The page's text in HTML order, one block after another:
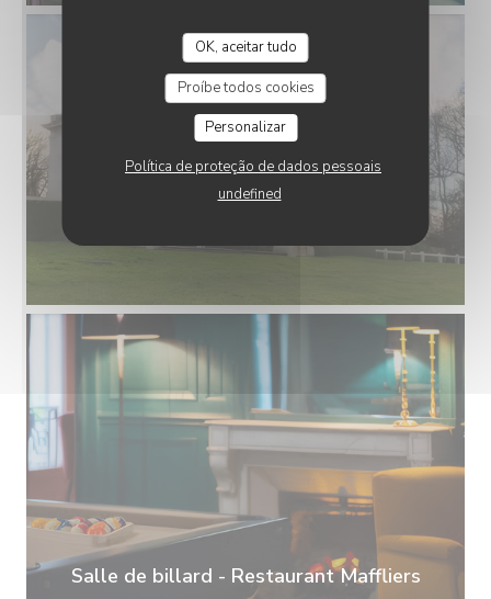
OK, aceitar tudo
Proíbe todos cookies
Personalizar
Política de proteção de dados pessoais
undefined
Salle de billard - Restaurant Maffliers